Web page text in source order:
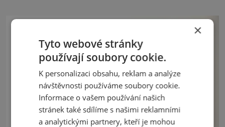
×
Tyto webové stránky
používají soubory cookie.
K personalizaci obsahu, reklam a analýze
návštěvnosti používáme soubory cookie.
Informace o vašem používání našich
stránek také sdílíme s našimi reklamními
a analytickými partnery, kteří je mohou